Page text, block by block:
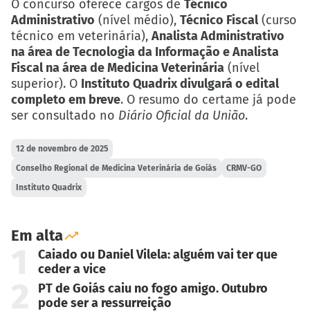
O concurso oferece cargos de Técnico
Administrativo (nível médio), Técnico Fiscal(curso
técnico em veterinária), Analista Administrativo
na área de Tecnologia da Informação e Analista
Fiscal na área de Medicina Veterinária (nível
superior). O Instituto Quadrix divulgará o edital
completo em breve. O resumo do certame já pode
ser consultado no Diário Oficial da União.
12 de novembro de 2025
Conselho Regional de Medicina Veterinária de Goiás CRMV-GO
Instituto Quadrix
Em alta
Caiado ou Daniel Vilela: alguém vai ter que
ceder a vice
PT de Goiás caiu no fogo amigo. Outubro
pode ser a ressurreição